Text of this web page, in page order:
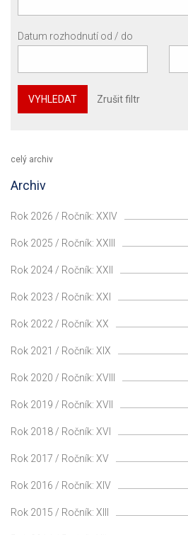
Datum rozhodnutí od / do
VYHLEDAT Zrušit filtr
celý archiv
Archiv
Rok 2026 / Ročník: XXIV
Rok 2025 / Ročník: XXIII
Rok 2024 / Ročník: XXII
Rok 2023 / Ročník: XXI
Rok 2022 / Ročník: XX
Rok 2021 / Ročník: XIX
Rok 2020 / Ročník: XVIII
Rok 2019 / Ročník: XVII
Rok 2018 / Ročník: XVI
Rok 2017 / Ročník: XV
Rok 2016 / Ročník: XIV
Rok 2015 / Ročník: XIII